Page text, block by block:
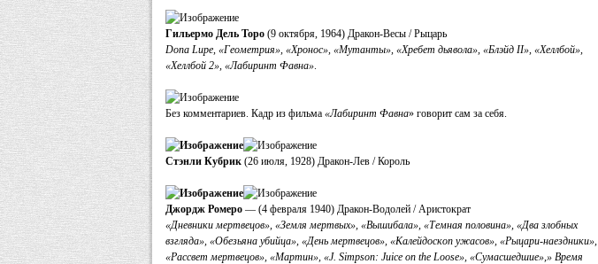
Гильермо Дель Торо (9 октября, 1964) Дракон-Весы / Рыцарь
Dona Lupe, «Геометрия», «Хронос», «Мутанты», «Хребет дьявола», «Блэйд II», «Хеллбой»,
«Хеллбой 2», «Лабиринт Фавна».
Без комментариев. Кадр из фильма «Лабиринт Фавна» говорит сам за себя.
Стэнли Кубрик (26 июля, 1928) Дракон-Лев / Король
Джордж Ромеро — (4 февраля 1940) Дракон-Водолей / Аристократ
«Дневники мертвецов», «Земля мертвых», «Вышибала», «Темная половина», «Два злобных
взгляда», «Обезьяна убийца», «День мертвецов», «Калейдоскоп ужасов», «Рыцари-наездники»,
«Рассвет мертвецов», «Мартин», «J. Simpson: Juice on the Loose», «Сумасшедшие»,» Время